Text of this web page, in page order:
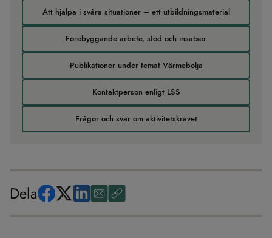
Att hjälpa i svåra situationer – ett utbildningsmaterial
Förebyggande arbete, stöd och insatser
Publikationer under temat Värmebölja
Kontaktperson enligt LSS
Frågor och svar om aktivitetskravet
Dela